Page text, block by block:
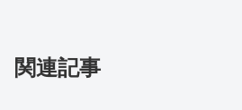
関連記事